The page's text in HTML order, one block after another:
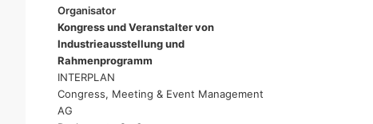
Organisator
Kongress und Veranstalter von
Industrieausstellung und
Rahmenprogramm
INTERPLAN
Congress, Meeting & Event Management
AG